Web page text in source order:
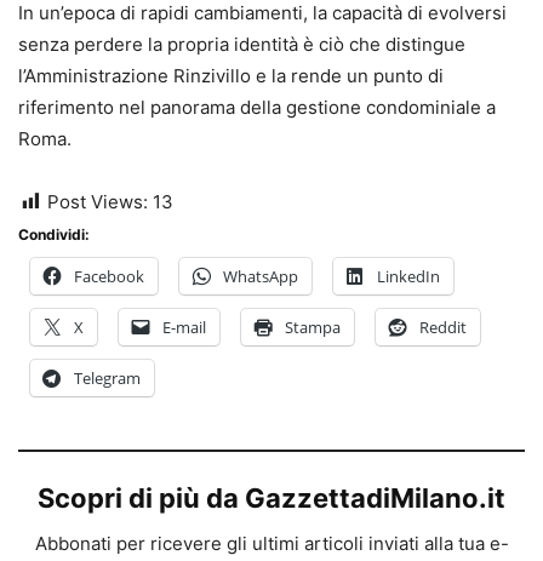
In un’epoca di rapidi cambiamenti, la capacità di evolversi
senza perdere la propria identità è ciò che distingue
l’Amministrazione Rinzivillo e la rende un punto di
riferimento nel panorama della gestione condominiale a
Roma.
Post Views: 13
Condividi:
Facebook WhatsApp LinkedIn
X E-mail Stampa Reddit
Telegram
Scopri di più da GazzettadiMilano.it
Abbonati per ricevere gli ultimi articoli inviati alla tua e-